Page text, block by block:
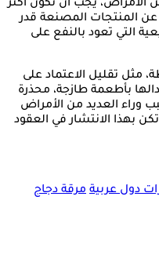
يجب أن نكون أكثر
عن المنتجات المصنعة قدر
التي تعود بالنفع على
مثل تقليل الاعتماد على
بأطعمة طازجة، محذرة
وراء العديد من الأمراض
بهذا الانتشار في العقود
دول عربية مرقة دجاج